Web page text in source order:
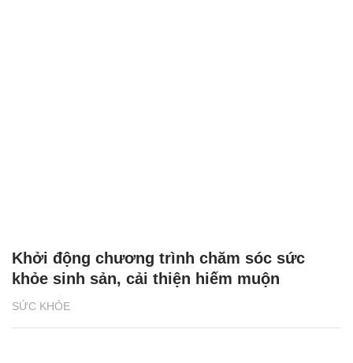
SỨC KHỎE
Khởi động chương trình chăm sóc sức
khỏe sinh sản, cải thiện hiếm muộn